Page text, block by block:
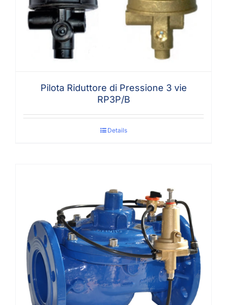
Pilota Riduttore di Pressione 3 vie
RP3P/B
Details